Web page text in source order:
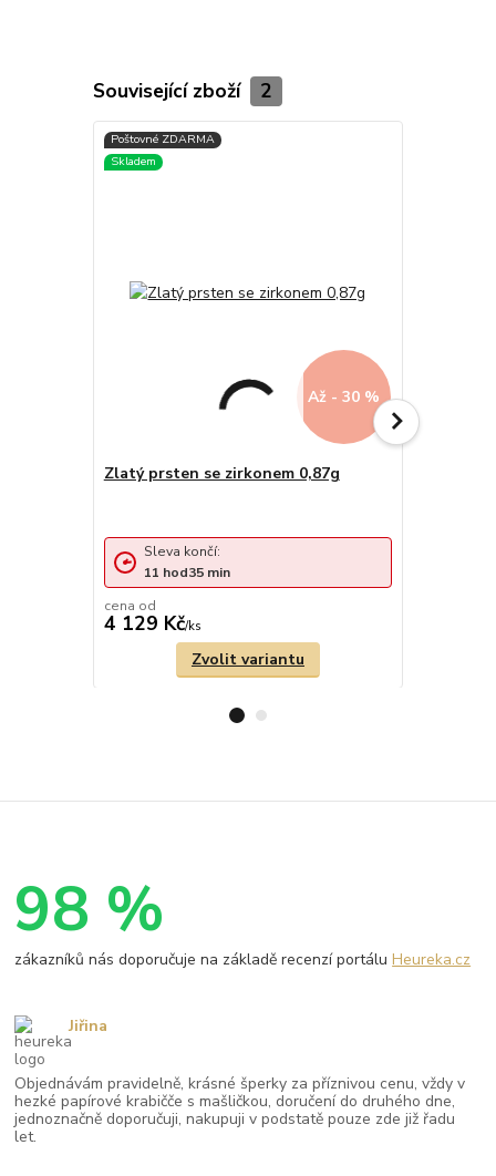
Související zboží 2
Až - 30 %
Zlatý prsten se zirkonem 0,87g
cena od
4 129 Kč/ks
Sleva končí:
11 hod35 min
Zvolit variantu
98 %
zákazníků nás doporučuje na základě recenzí portáluHeureka.cz
Objednávám pravidelně, krásné šperky za příznivou cenu, vždy v
hezké papírové krabičče s mašličkou, doručení do druhého dne,
jednoznačně doporučuji, nakupuji v podstatě pouze zde již řadu
let.
Jiřina